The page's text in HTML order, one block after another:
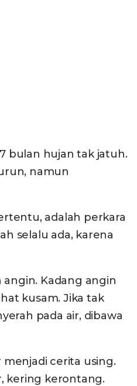
bulan hujan tak jatuh.
namun
adalah perkara
selalu ada, karena
Kadang angin
kusam. Jika tak
pada air, dibawa
cerita using.
kering kerontang.